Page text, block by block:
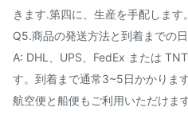
きます.第四に、生産を手配します。
Q5.商品の発送方法と到着までの
A: DHL、UPS、FedEx または
す。到着まで通常3~5日かかります
航空便と船便もご利用いただけます